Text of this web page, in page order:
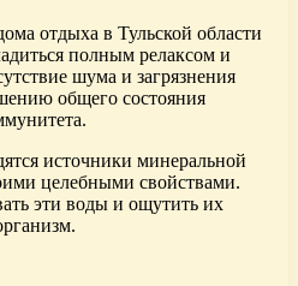
отдыха в Тульской области
полным релаксом и
шума и загрязнения
общего состояния
источники минеральной
целебными свойствами.
эти воды и ощутить их